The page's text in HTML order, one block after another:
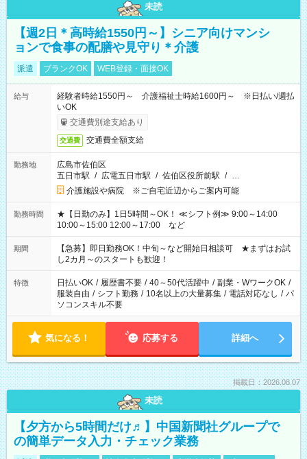
未読
【週2日＊高時給1550円～】シニア向けマンシ
ョンで食事の配膳や見守り＊介護
派遣 ブランクOK WEB登録・面接OK
給与
経験者時給1550円～ 介護福祉士時給1600円～ ※日払い/週払
いOK
交通費別途支給あり
交通費 交通費全額支給
勤務地
広島市佐伯区
五日市駅 / 広電五日市駅 / 佐伯区役所前駅 / …
介護施設や病院 ※ご自宅近辺からご案内可能
勤務時間
★【日勤のみ】1日5時間～OK！ ≪シフト例≫ 9:00～14:00
10:00～15:00 12:00～17:00 など
期間
【急募】即日勤務OK！中旬～など開始日相談可 ★まずはお試
し2カ月～のスタートも歓迎！
特徴 日払いOK / 履歴書不要 / 40～50代活躍中 / 副業・WワークOK /
服装自由 / シフト勤務 / 10名以上の大量募集 / 電話対応なし / パ
ソコンスキル不要
気になる！ 応募する 詳細へ
掲載日：2026.08.07
未読
【夕方から5時間だけ♬】中国新聞社グループで
の簡単データ入力・チェック業務